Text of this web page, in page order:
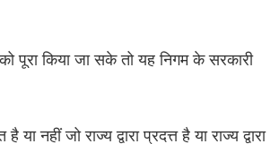
पूरा किया जा सके तो यह निगम के सरकारी
नहीं जो राज्य द्वारा प्रदत्त है या राज्य द्वारा